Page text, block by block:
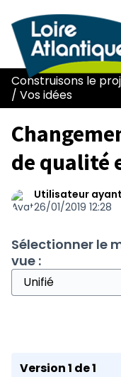
Construisons le
/ Vos idées
de qualité
Utilisateur
26/01/2019 12:28
Sélectionner le
vue :
Version 1 de 1